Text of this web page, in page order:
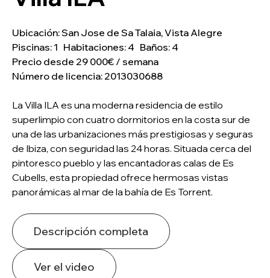
Ubicación: San Jose de Sa Talaia, Vista Alegre
Piscinas: 1 Habitaciones: 4 Baños: 4
Precio desde 29 000€ / semana
Número de licencia: 2013030688
La Villa ILA es una moderna residencia de estilo
superlimpio con cuatro dormitorios en la costa sur de
una de las urbanizaciones más prestigiosas y seguras
de Ibiza, con seguridad las 24 horas. Situada cerca del
pintoresco pueblo y las encantadoras calas de Es
Cubells, esta propiedad ofrece hermosas vistas
panorámicas al mar de la bahía de Es Torrent.
Descripción completa
Ver el video